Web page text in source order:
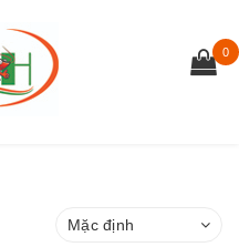
0
Mặc định